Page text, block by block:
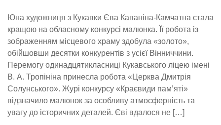
Юна художниця з Кукавки Єва Капаніна-Камчатна стала
кращою на обласному конкурсі малюнка. Її робота із
зображенням місцевого храму здобула «золото»,
обійшовши десятки конкурентів з усієї Вінниччини.
Перемогу одинадцятикласниці Кукавського ліцею імені
В. А. Тропініна принесла робота «Церква Дмитрія
Солунського». Журі конкурсу «Краєвиди пам’яті»
відзначило малюнок за особливу атмосферність та
увагу до історичних деталей. Єві вдалося не […]